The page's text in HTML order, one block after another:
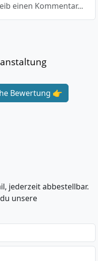
einen Kommentar...
Bewertung 👉
jederzeit abbestellbar.
unsere